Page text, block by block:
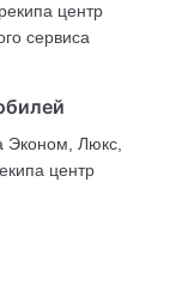
центр
сервиса
Эконом, Люкс,
центр